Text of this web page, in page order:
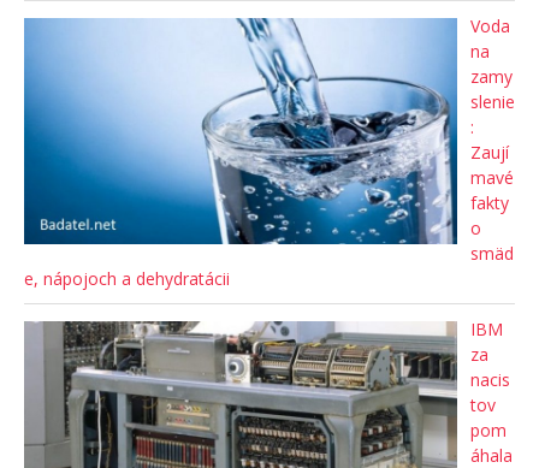
Voda
na
zamy
slenie
:
Zaují
mavé
fakty
o
smäd
e, nápojoch a dehydratácii
IBM
za
nacis
tov
pom
áhala